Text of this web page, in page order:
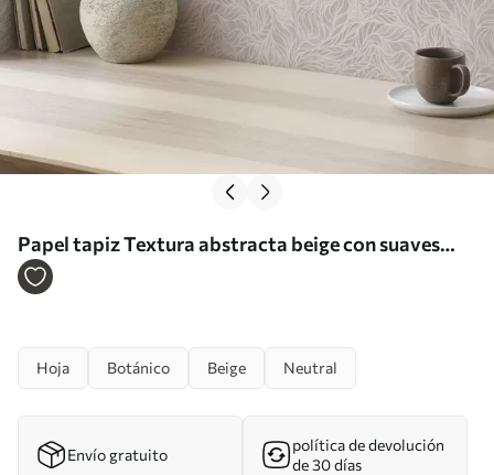
Papel tapiz Textura abstracta beige con suaves
líneas de hojas Nr. a00179
Hoja Botánico Beige Neutral
Envío gratuito
política de devolución
de 30 días